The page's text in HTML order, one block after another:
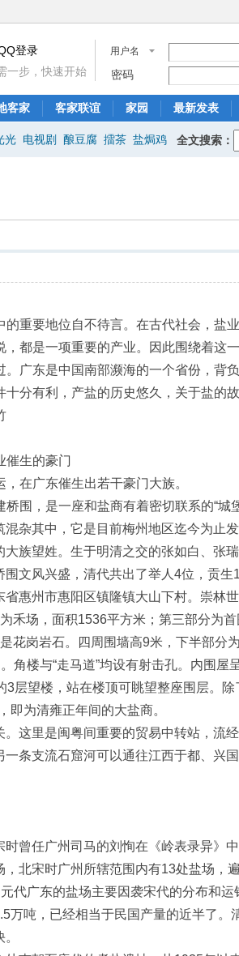
用户名
密码
一步，快速开始
客家 客家联谊 家园 最新发表
光 电视剧 酿豆腐 擂茶 盐焗鸡 全文搜索：
要地位自不待言。在古代社会，盐
，都是一项重要的产业。因此围绕着这
。广东是中国南部濒海的一个省份，背
十分有利，产盐的历史悠久，关于盐的故
生的豪门
在广东催生出若干豪门大族。
，是一座和盐商有着密切联系的“城
杂其中，它是目前梅州地区迄今为止
族望姓。生于明清之交的张如白、张
文风兴盛，清代共出了举人4位，贡生
州市惠阳区镇隆镇大山下村。崇林
禾场，面积1536平方米；第三部分为
花岗岩石。四周围墙高9米，下半部分
角楼与“走马道”均设有射击孔。内围
层望楼，站在楼顶可眺望整座围层。
为清雍正年间的大盐商。
里是闽粤间重要的贸易中转站，流
条支流石窟河可以通往江西于都、兴
任广州司马的刘恂在《岭表录异》中
北宋时广州所辖范围内有13处盐场，
代广东的盐场主要因袭宋代的分布和运
吨，已经相当于民国产量的近半了。